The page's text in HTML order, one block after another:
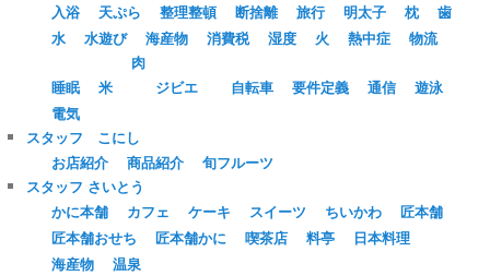
入浴
天ぷら 整理整頓 断捨離 旅行 明太子 枕
歯
水
水遊び 海産物 消費税 湿度 火 熱中症 物流
睡眠 米
肉
ジビエ
自転車 要件定義 通信
遊泳
電気
スタッフ こにし
お店紹介
商品紹介
旬フルーツ
スタッフ さいとう
かに本舗
カフェ ケーキ スイーツ ちいかわ
匠本舗
匠本舗おせち
匠本舗かに 喫茶店 料亭
日本料理
海産物
温泉